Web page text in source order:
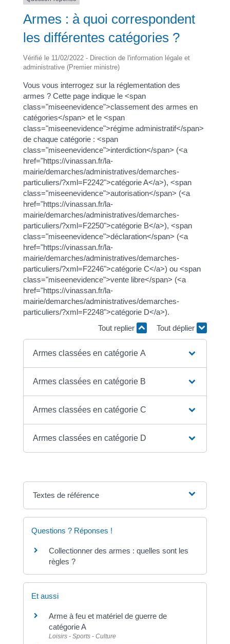
Armes : à quoi correspondent
les différentes catégories ?
Vérifié le 11/02/2022 - Direction de l'information légale et
administrative (Premier ministre)
Vous vous interrogez sur la réglementation des
armes ? Cette page indique le <span
class="miseenevidence">classement des armes en
catégories</span> et le <span
class="miseenevidence">régime administratif</span>
de chaque catégorie : <span
class="miseenevidence">interdiction</span> (<a
href="https://vinassan.fr/la-
mairie/demarches/administratives/demarches-
particuliers/?xml=F2242">catégorie A</a>), <span
class="miseenevidence">autorisation</span> (<a
href="https://vinassan.fr/la-
mairie/demarches/administratives/demarches-
particuliers/?xml=F2250">catégorie B</a>), <span
class="miseenevidence">déclaration</span> (<a
href="https://vinassan.fr/la-
mairie/demarches/administratives/demarches-
particuliers/?xml=F2246">catégorie C</a>) ou <span
class="miseenevidence">vente libre</span> (<a
href="https://vinassan.fr/la-
mairie/demarches/administratives/demarches-
particuliers/?xml=F2248">catégorie D</a>).
Tout replier
Tout déplier
Armes classées en catégorie A
Armes classées en catégorie B
Armes classées en catégorie C
Armes classées en catégorie D
Textes de référence
Questions ? Réponses !
Collectionner des armes : quelles sont les
règles ?
Et aussi
Arme à feu et matériel de guerre de
catégorie A
Loisirs - Sports - Culture